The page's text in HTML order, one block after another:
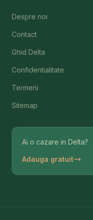
Despre noi
Contact
Ghid Delta
Confidentialitate
Termeni
Sitemap
Ai o cazare in Delta?
Adauga gratuit